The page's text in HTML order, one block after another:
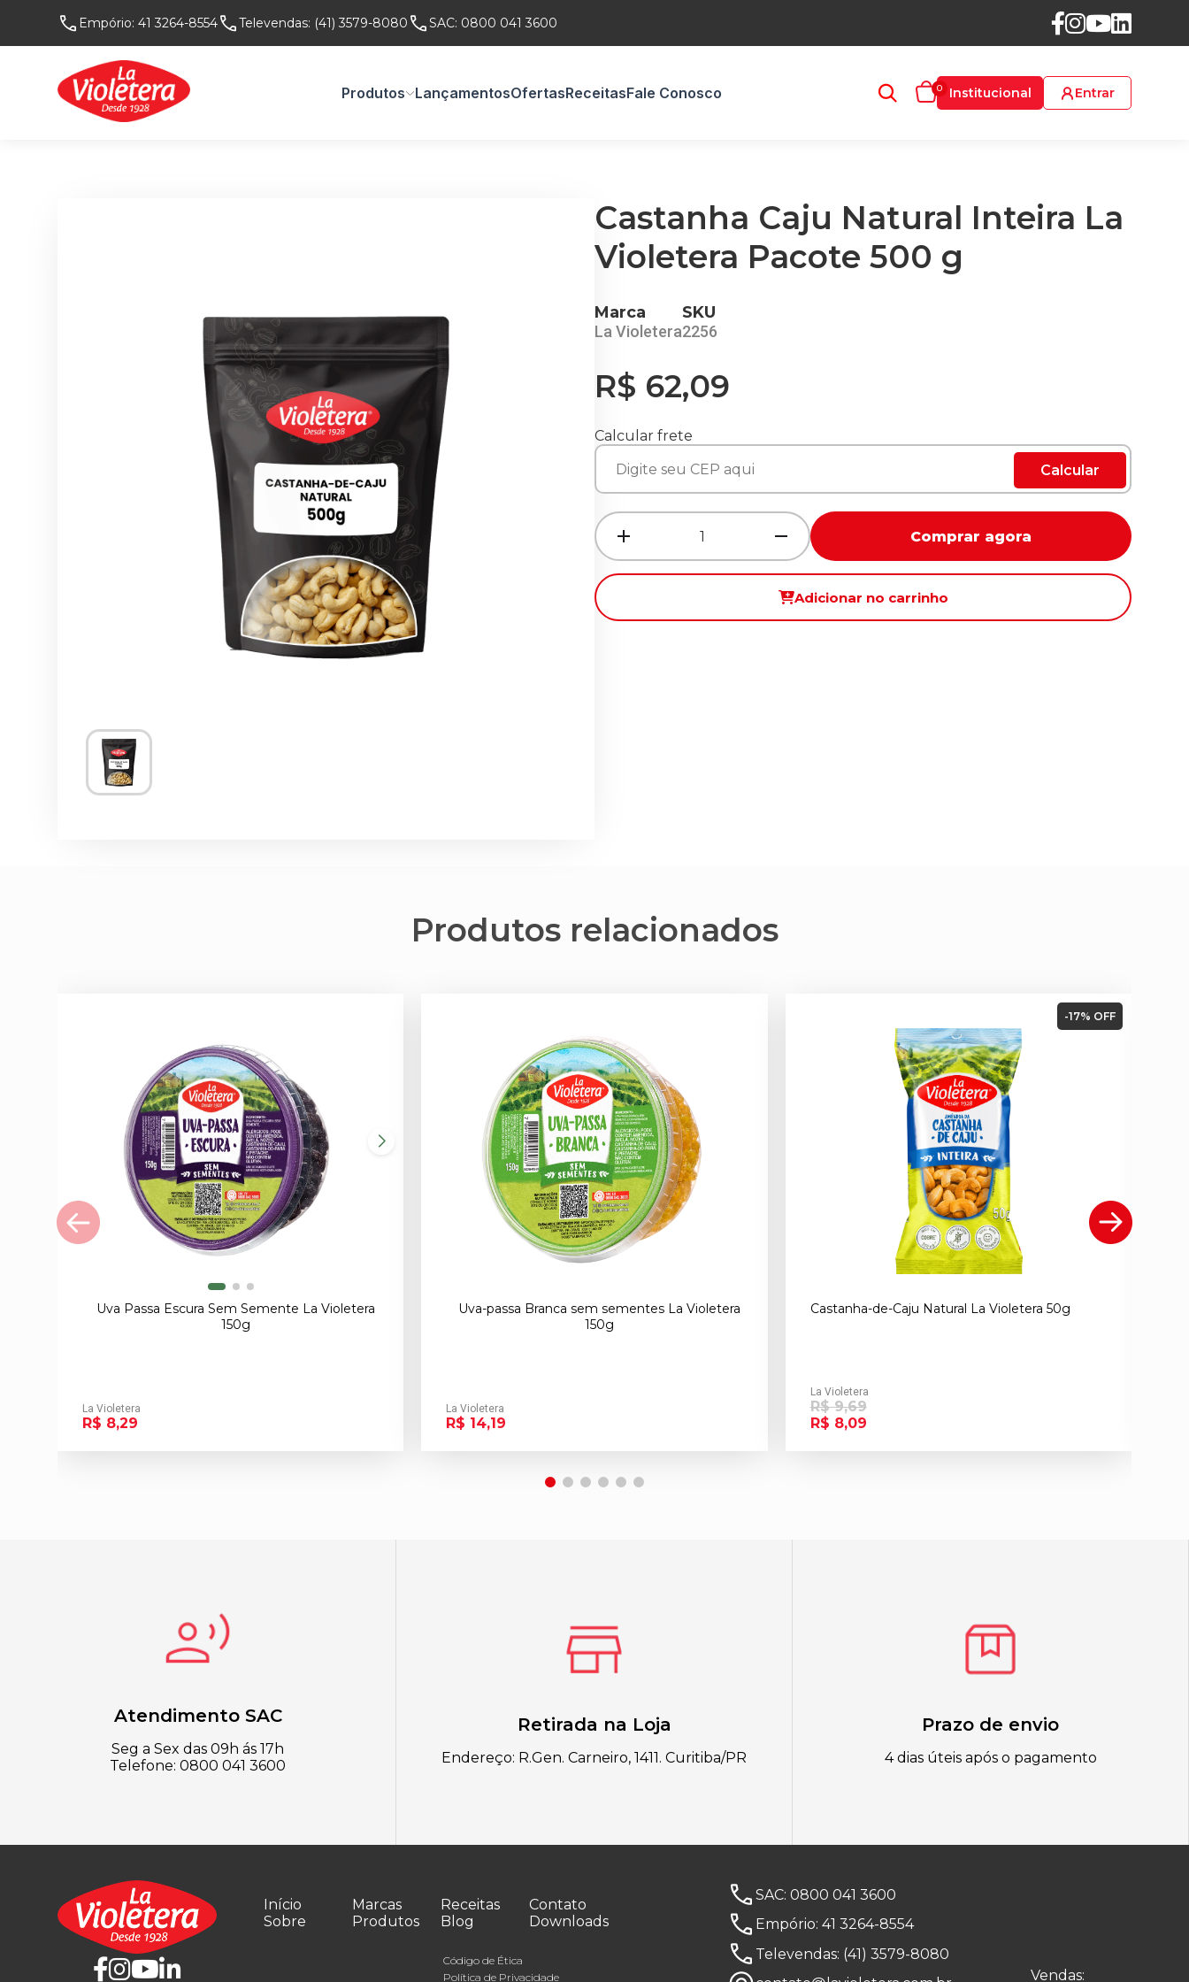
Empório: 41 3264-8554 Televendas: (41) 3579-8080 SAC: 0800 041 3600
Produtos LançamentosOfertasReceitasFale Conosco 0 Institucional Entrar
Castanha Caju Natural Inteira La
Violetera Pacote 500 g
Marca
La Violetera
SKU
2256
R$ 62,09
Calcular frete
Calcular
Comprar agora
Adicionar no carrinho
Produtos relacionados
Uva Passa Escura Sem Semente La Violetera
150g
La Violetera
R$ 8,29
Uva-passa Branca sem sementes La Violetera
150g
La Violetera
R$ 14,19
-17% OFF
Castanha-de-Caju Natural La Violetera 50g
La Violetera
R$ 9,69
R$ 8,09
Atendimento SAC
Seg a Sex das 09h ás 17h
Telefone: 0800 041 3600
Retirada na Loja
Endereço: R.Gen. Carneiro, 1411. Curitiba/PR
Prazo de envio
4 dias úteis após o pagamento
Início
Sobre
Marcas
Produtos
Receitas
Blog
Contato
Downloads
Código de Ética
Política de Privacidade
SAC:0800 041 3600
Empório:41 3264-8554
Televendas: (41) 3579-8080
Vendas: